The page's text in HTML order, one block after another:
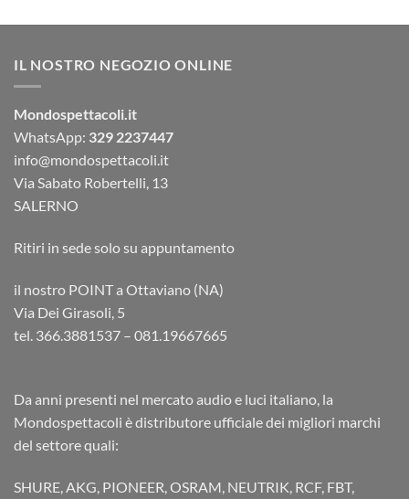
IL NOSTRO NEGOZIO ONLINE
Mondospettacoli.it
WhatsApp: 329 2237447
info@mondospettacoli.it
Via Sabato Robertelli, 13
SALERNO
Ritiri in sede solo su appuntamento
il nostro POINT a Ottaviano (NA)
Via Dei Girasoli, 5
tel. 366.3881537 – 081.19667665
Da anni presenti nel mercato audio e luci italiano, la
Mondospettacoli è distributore ufficiale dei migliori marchi
del settore quali:
SHURE, AKG, PIONEER, OSRAM, NEUTRIK, RCF, FBT,